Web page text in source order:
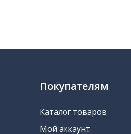
Покупателям
Каталог товаров
Мой аккаунт